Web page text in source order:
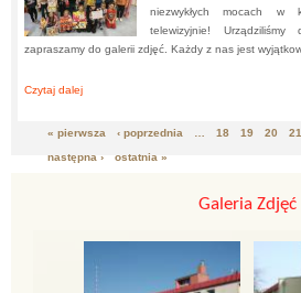
niezwykłych mocach w
telewizyjnie!
zapraszamy do galerii zdjęć. Każdy z nas jest
Czytaj dalej
« pierwsza ‹ poprzednia 18 19 20 21
następna › ostatnia »
Galeria Zdjęć